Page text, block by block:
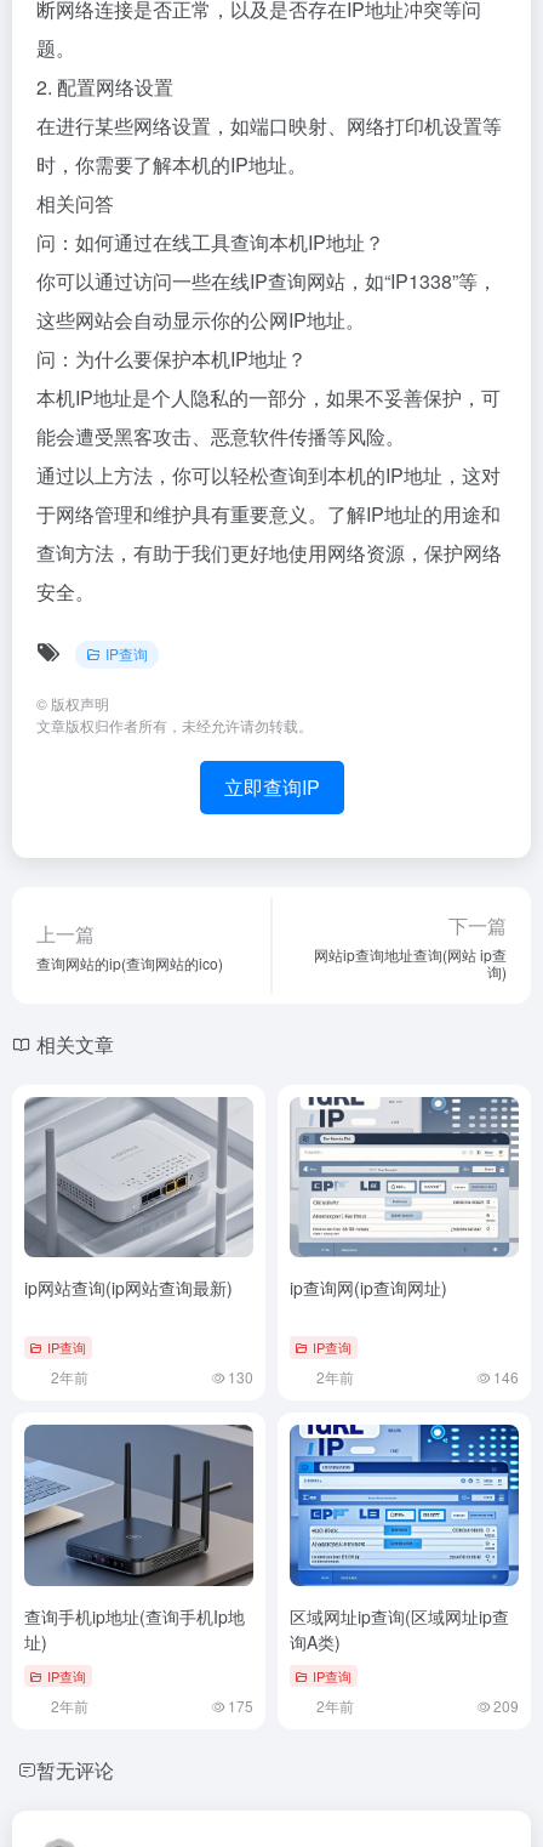
断网络连接是否正常，以及是否存在IP地址冲突等问
题。
2. 配置网络设置
在进行某些网络设置，如端口映射、网络打印机设置等
时，你需要了解本机的IP地址。
相关问答
问：如何通过在线工具查询本机IP地址？
你可以通过访问一些在线IP查询网站，如“IP1338”等，
这些网站会自动显示你的公网IP地址。
问：为什么要保护本机IP地址？
本机IP地址是个人隐私的一部分，如果不妥善保护，可
能会遭受黑客攻击、恶意软件传播等风险。
通过以上方法，你可以轻松查询到本机的IP地址，这对
于网络管理和维护具有重要意义。了解IP地址的用途和
查询方法，有助于我们更好地使用网络资源，保护网络
安全。
IP查询
© 版权声明
文章版权归作者所有，未经允许请勿转载。
立即查询IP
上一篇
查询网站的ip(查询网站的ico)
下一篇
网站ip查询地址查询(网站 ip查
询)
相关文章
ip网站查询(ip网站查询最新)
IP查询
2年前 130
ip查询网(ip查询网址)
IP查询
2年前 146
查询手机ip地址(查询手机Ip地
址)
IP查询
2年前 175
区域网址ip查询(区域网址ip查
询A类)
IP查询
2年前 209
暂无评论